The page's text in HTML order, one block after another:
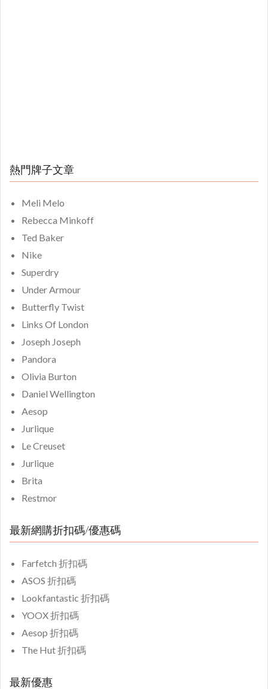
熱門牌子文章
Meli Melo
Rebecca Minkoff
Ted Baker
Nike
Superdry
Under Armour
Butterfly Twist
Links Of London
Joseph Joseph
Pandora
Olivia Burton
Daniel Wellington
Aesop
Jurlique
Le Creuset
Jurlique
Brita
Restmor
最新網購折扣碼/優惠碼
Farfetch 折扣碼
ASOS 折扣碼
Lookfantastic 折扣碼
YOOX 折扣碼
Aesop 折扣碼
The Hut 折扣碼
最新優惠